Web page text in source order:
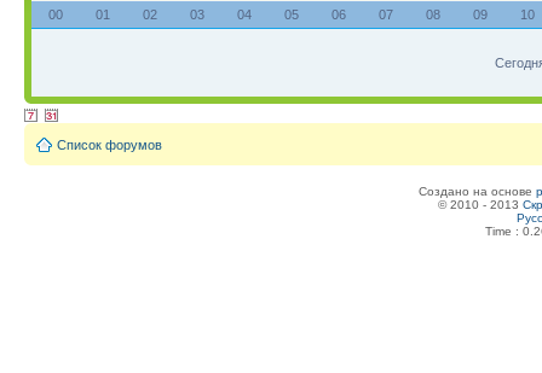
00 01 02 03 04 05 06 07 08 09 10
Список форумов
Создано на основе
© 2010 - 2013
Time :